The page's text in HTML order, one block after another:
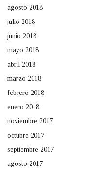
agosto 2018
julio 2018
junio 2018
mayo 2018
abril 2018
marzo 2018
febrero 2018
enero 2018
noviembre 2017
octubre 2017
septiembre 2017
agosto 2017